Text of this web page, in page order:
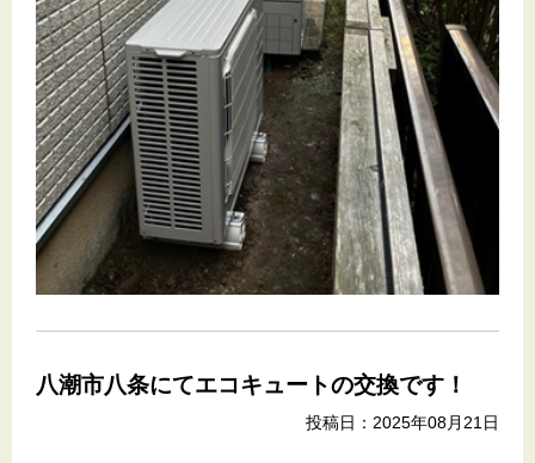
八潮市八条にてエコキュートの交換です！
投稿日：2025年08月21日